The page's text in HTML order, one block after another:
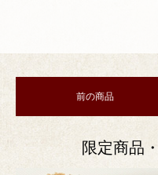
前の商品
限定商品